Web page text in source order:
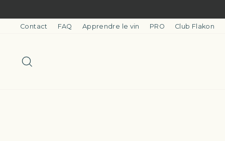
contenuContact FAQ Apprendre le vin PRO Club Flakon